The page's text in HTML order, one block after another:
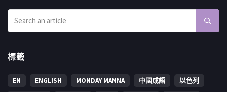
標籤
EN ENGLISH MONDAY MANNA 中國成語
以色列